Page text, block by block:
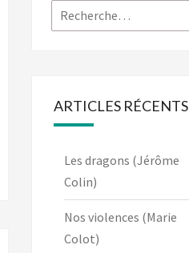
Rechercher :
ARTICLES RÉCENTS
Les dragons (Jérôme
Colin)
Nos violences (Marie
Colot)